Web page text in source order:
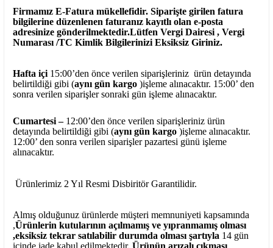
Firmamız E-Fatura mükellefidir. Siparişte girilen fatura
bilgilerine düzenlenen faturanız kayıtlı olan e-posta
adresinize gönderilmektedir.Lütfen Vergi Dairesi , Vergi
Numarası /TC Kimlik Bilgilerinizi Eksiksiz Giriniz.
Hafta içi 15:00’den önce verilen siparişleriniz ürün detayında
belirtildiği gibi (aynı gün kargo )işleme alınacaktır. 15:00’ den
sonra verilen siparişler sonraki gün işleme alınacaktır.
Cumartesi – 12:00’den önce verilen siparişleriniz ürün
detayında belirtildiği gibi (aynı gün kargo )işleme alınacaktır.
12:00’ den sonra verilen siparişler pazartesi günü işleme
alınacaktır.
Ürünlerimiz 2 Yıl Resmi Disbiritör Garantilidir.
Almış olduğunuz ürünlerde müşteri memnuniyeti kapsamında
,Ürünlerin kutularının açılmamış ve yıpranmamış olması
,eksiksiz tekrar satılabilir durumda olması şartıyla 14 gün
içinde iade kabul edilmektedir. Ürünün arızalı çıkması